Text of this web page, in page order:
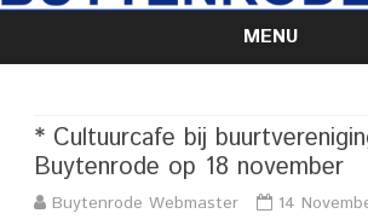
MENU
Skip
* Cultuurcafe bij
Buytenrode op 18 november
Buytenrode Webmaster 14